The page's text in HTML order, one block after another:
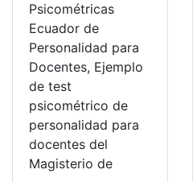
Psicométricas
Ecuador de
Personalidad para
Docentes, Ejemplo
de test
psicométrico de
personalidad para
docentes del
Magisterio de